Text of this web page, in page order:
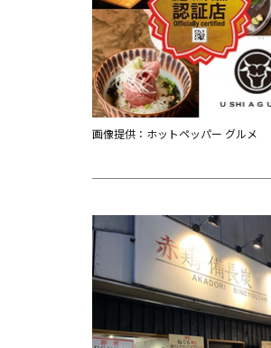
画像提供：ホットペッパー グルメ